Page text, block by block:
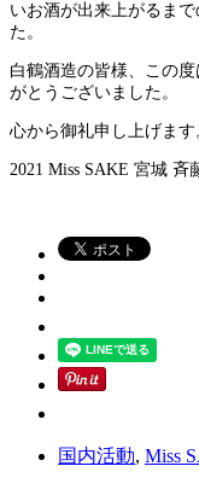
いお酒が出来上がるま
た。
白鶴酒造の皆様、 この
がとうございました。
心から御礼申し上げます
2021 Miss SAKE 宮城 斉
国内活動, Miss